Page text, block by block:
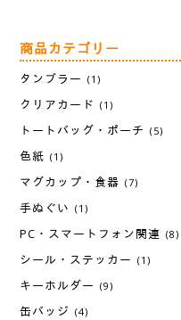
商品カテゴリー
タンブラー (1)
クリアカード (1)
トートバッグ・ポーチ (5)
色紙 (1)
マグカップ・食器 (7)
手ぬぐい (1)
PC・スマートフォン関連 (8)
シール・ステッカー (1)
キーホルダー (9)
缶バッジ (4)